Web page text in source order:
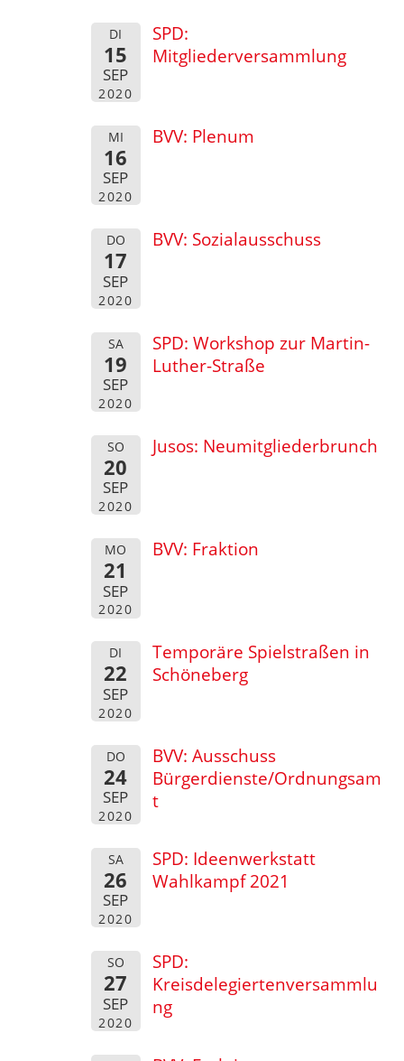
DI
15
SEP
2020
SPD:
Mitgliederversammlung
MI
16
SEP
2020
BVV: Plenum
DO
17
SEP
2020
BVV: Sozialausschuss
SA
19
SEP
2020
SPD: Workshop zur Martin-
Luther-Straße
SO
20
SEP
2020
Jusos: Neumitgliederbrunch
MO
21
SEP
2020
BVV: Fraktion
DI
22
SEP
2020
Temporäre Spielstraßen in
Schöneberg
DO
24
SEP
2020
BVV: Ausschuss
Bürgerdienste/Ordnungsam
t
SA
26
SEP
2020
SPD: Ideenwerkstatt
Wahlkampf 2021
SO
27
SEP
2020
SPD:
Kreisdelegiertenversammlu
ng